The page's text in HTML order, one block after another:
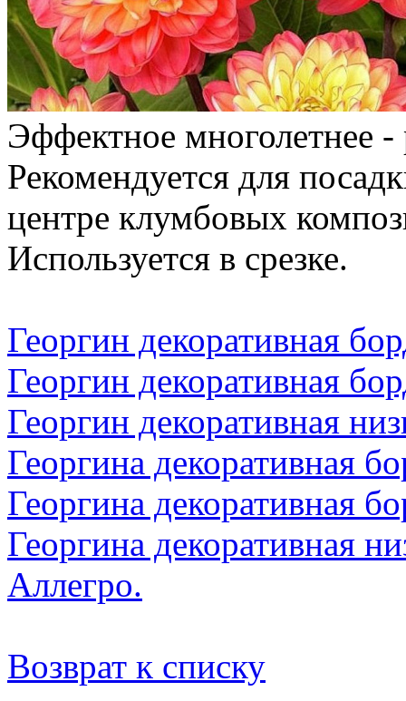
Эффектное многолетнее -
Рекомендуется для
центре клумбовых
Используется в срезке.
Георгин декоративная
Георгин декоративная
Георгин декоративная
Георгина декоративная
Георгина декоративная
Георгина декоративная
Аллегро.
Возврат к списку